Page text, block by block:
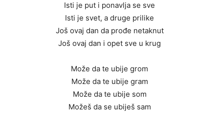
Isti je put i ponavlja se sve
Isti je svet, a druge prilike
Još ovaj dan da prođe netaknut
Još ovaj dan i opet sve u krug
Može da te ubije grom
Može da te ubije gram
Može da te ubije som
Možeš da se ubiješ sam